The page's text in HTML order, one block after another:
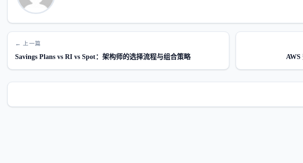
← 上一篇
Savings Plans vs RI vs Spot：架构师的选择流程与组合策略